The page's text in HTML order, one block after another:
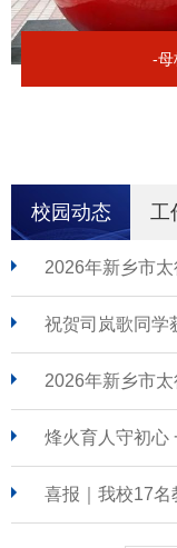
-母
校园动态 工
2026年新乡市
祝贺司岚歌同学
2026年新乡市
烽火育人守初心
喜报｜我校17